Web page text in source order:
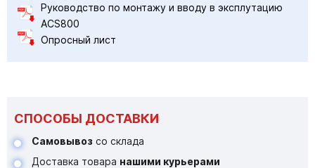
Руководство по монтажу и вводу в эксплутацию
ACS800
Опросный лист
СПОСОБЫ ДОСТАВКИ
Самовывоз со склада
Доставка товара нашими курьерами